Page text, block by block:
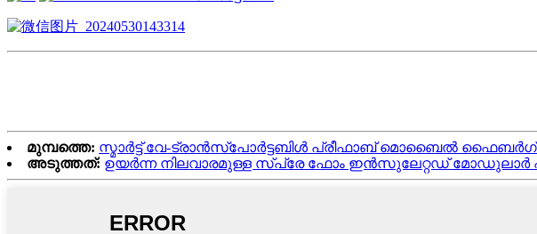
മുമ്പത്തെ: സ്മാർട്ട് വേ-ട്രാൻസ്പോർട്ടബിൾ പ്രീഫാബ് മൊബൈൽ
അടുത്തത്: ഉയർന്ന നിലവാരമുള്ള സ്പ്രേ ഫോം ഇൻസുലേറ്റഡ് മോഡുലാർ